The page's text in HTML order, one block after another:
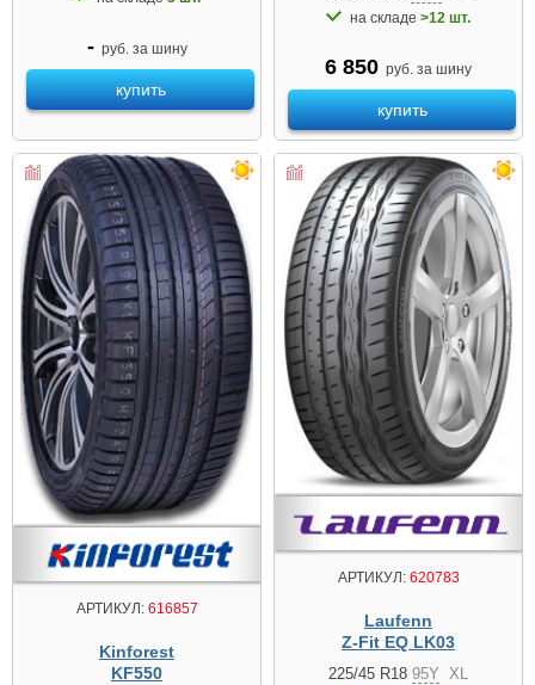
- руб. за шину
купить
на складе >12 шт.
6 850 руб. за шину
купить
АРТИКУЛ:616857
Kinforest
KF550
АРТИКУЛ:620783
Laufenn
Z-Fit EQ LK03
225/45 R18 95Y XL